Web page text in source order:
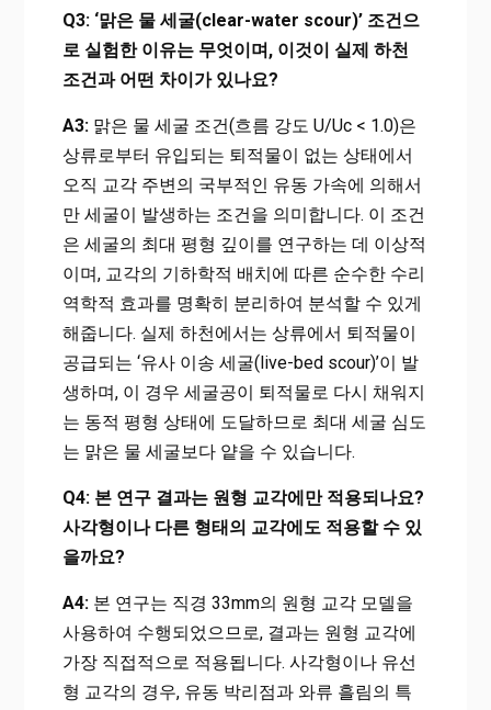
Q3: ‘맑은 물 세굴(clear-water scour)’ 조건으
로 실험한 이유는 무엇이며, 이것이 실제 하천
조건과 어떤 차이가 있나요?
A3:맑은 물 세굴 조건(흐름 강도 U/Uc < 1.0)은
상류로부터 유입되는 퇴적물이 없는 상태에서
오직 교각 주변의 국부적인 유동 가속에 의해서
만 세굴이 발생하는 조건을 의미합니다. 이 조건
은 세굴의 최대 평형 깊이를 연구하는 데 이상적
이며, 교각의 기하학적 배치에 따른 순수한 수리
역학적 효과를 명확히 분리하여 분석할 수 있게
해줍니다. 실제 하천에서는 상류에서 퇴적물이
공급되는 ‘유사 이송 세굴(live-bed scour)’이 발
생하며, 이 경우 세굴공이 퇴적물로 다시 채워지
는 동적 평형 상태에 도달하므로 최대 세굴 심도
는 맑은 물 세굴보다 얕을 수 있습니다.
Q4: 본 연구 결과는 원형 교각에만 적용되나요?
사각형이나 다른 형태의 교각에도 적용할 수 있
을까요?
A4:본 연구는 직경 33mm의 원형 교각 모델을
사용하여 수행되었으므로, 결과는 원형 교각에
가장 직접적으로 적용됩니다. 사각형이나 유선
형 교각의 경우, 유동 박리점과 와류 흘림의 특